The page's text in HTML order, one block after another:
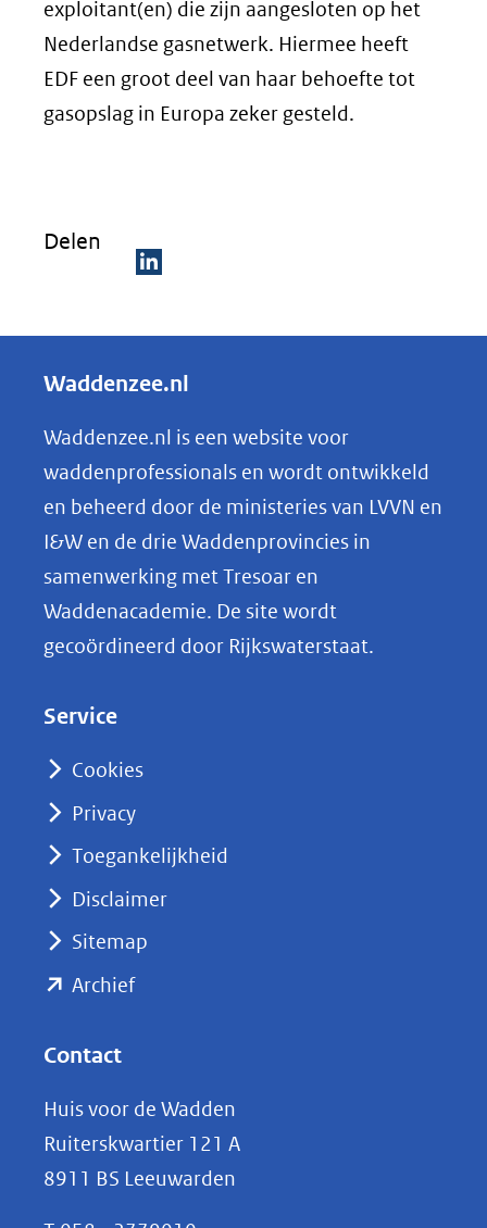
exploitant(en) die zijn aangesloten op het
Nederlandse gasnetwerk. Hiermee heeft
EDF een groot deel van haar behoefte tot
gasopslag in Europa zeker gesteld.
Delen
e
e
n
o
p
k
e
nieuw
naar
Waddenzee.nl
Waddenzee.nl is een website voor
waddenprofessionals en wordt ontwikkeld
en beheerd door de ministeries van LVVN en
I&W en de drie Waddenprovincies in
samenwerking met Tresoar en
Waddenacademie. De site wordt
gecoördineerd door Rijkswaterstaat.
Service
Cookies
Privacy
Toegankelijkheid
Disclaimer
Sitemap
Archief(opent
(verwijst
naar
een
Contact
Huis voor de Wadden
Ruiterskwartier 121 A
8911 BS Leeuwarden